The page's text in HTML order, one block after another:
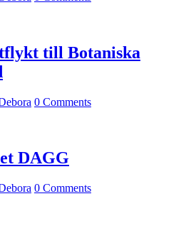
till Botaniska
0 Comments
DAGG
0 Comments